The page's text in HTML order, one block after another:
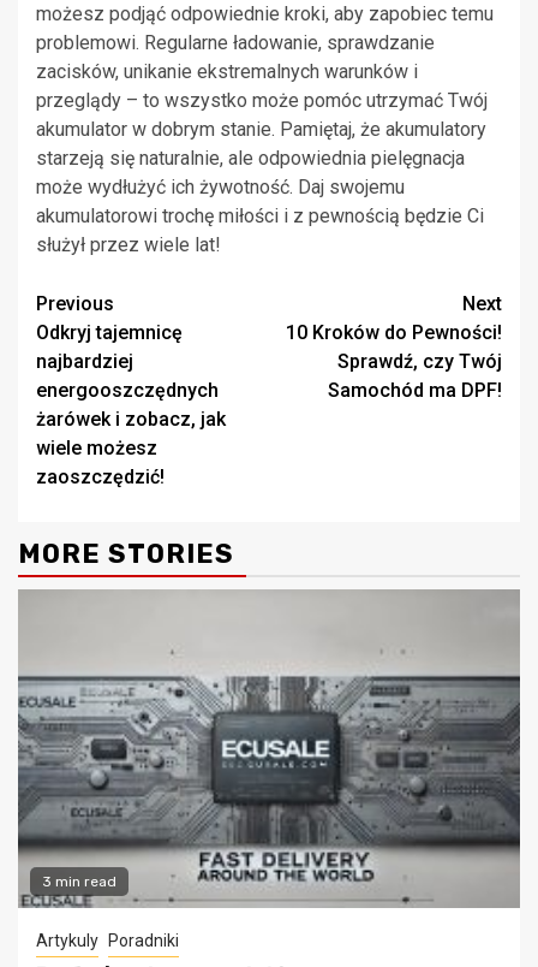
możesz podjąć odpowiednie kroki, aby zapobiec temu
problemowi. Regularne ładowanie, sprawdzanie
zacisków, unikanie ekstremalnych warunków i
przeglądy – to wszystko może pomóc utrzymać Twój
akumulator w dobrym stanie. Pamiętaj, że akumulatory
starzeją się naturalnie, ale odpowiednia pielęgnacja
może wydłużyć ich żywotność. Daj swojemu
akumulatorowi trochę miłości i z pewnością będzie Ci
służył przez wiele lat!
Continue
Reading
Previous
Odkryj tajemnicę
najbardziej
energooszczędnych
żarówek i zobacz, jak
wiele możesz
zaoszczędzić!
Next
10 Kroków do Pewności!
Sprawdź, czy Twój
Samochód ma DPF!
MORE STORIES
3 min read
Artykuly Poradniki